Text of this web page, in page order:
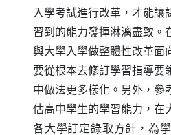
入學考試進行改革，才能讓
習到的能力發揮淋漓盡致。
與大學入學做整體性改革面
要從根本去修訂學習指導要
中做法更多樣化。另外，參
估高中學生的學習能力，在
各大學訂定錄取方針，為